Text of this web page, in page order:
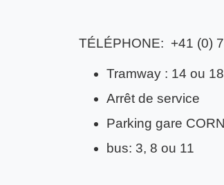
TÉLÉPHONE: +41 (0)
Tramway : 14 ou 18
Arrêt de service
Parking gare
bus: 3, 8 ou 11